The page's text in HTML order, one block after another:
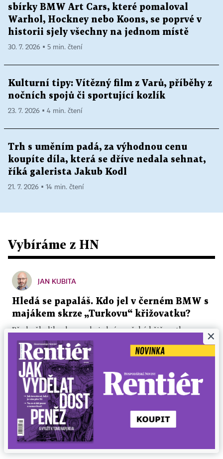
sbírky BMW Art Cars, které pomaloval
Warhol, Hockney nebo Koons, se poprvé v
historii sjely všechny na jednom místě
30. 7. 2026 ▪ 5 min. čtení
Kulturní tipy: Vítězný film z Varů, příběhy z
nočních spojů či sportující kozlík
23. 7. 2026 ▪ 4 min. čtení
Trh s uměním padá, za výhodnou cenu
koupíte díla, která se dříve nedala sehnat,
říká galerista Jakub Kodl
21. 7. 2026 ▪ 14 min. čtení
Vybíráme z HN
JAN KUBITA
Hledá se papaláš. Kdo jel v černém BMW s
majákem skrze „Turkovu“ křižovatku?
Před několika dny se do jedné pražské křižovatky
přihnalo obří luxusní BMW se začerněnými skly a
blikajícím majáčkem na střeše. Na červenou...
4. 8. 2026 ▪ 6 min. čtení
×